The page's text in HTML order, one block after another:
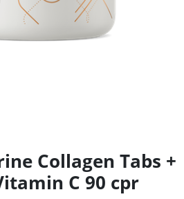
Collagen Tabs +
C 90 cpr